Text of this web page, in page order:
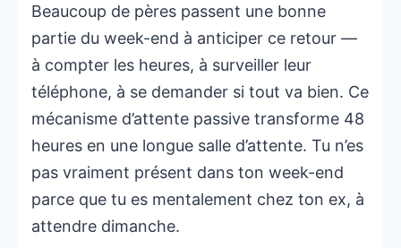
Beaucoup de pères passent une bonne
partie du week-end à anticiper ce retour —
à compter les heures, à surveiller leur
téléphone, à se demander si tout va bien. Ce
mécanisme d’attente passive transforme 48
heures en une longue salle d’attente. Tu n’es
pas vraiment présent dans ton week-end
parce que tu es mentalement chez ton ex, à
attendre dimanche.